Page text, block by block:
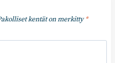
kentät on merkitty*